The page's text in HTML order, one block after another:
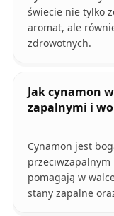
świecie nie tylko
aromat, ale
zdrowotnych.
Jak cynamon
zapalnymi i
Cynamon jest
przeciwzapalnym
pomagają w
stany zapalne